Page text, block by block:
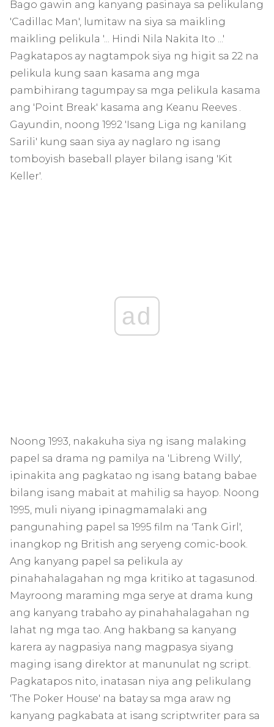
Bago gawin ang kanyang pasinaya sa pelikulang
'Cadillac Man', lumitaw na siya sa maikling
maikling pelikula '... Hindi Nila Nakita Ito ...'
Pagkatapos ay nagtampok siya ng higit sa 22 na
pelikula kung saan kasama ang mga
pambihirang tagumpay sa mga pelikula kasama
ang 'Point Break' kasama ang Keanu Reeves .
Gayundin, noong 1992 'Isang Liga ng kanilang
Sarili' kung saan siya ay naglaro ng isang
tomboyish baseball player bilang isang 'Kit
Keller'.
ad
Noong 1993, nakakuha siya ng isang malaking
papel sa drama ng pamilya na 'Libreng Willy',
ipinakita ang pagkatao ng isang batang babae
bilang isang mabait at mahilig sa hayop. Noong
1995, muli niyang ipinagmamalaki ang
pangunahing papel sa 1995 film na 'Tank Girl',
inangkop ng British ang seryeng comic-book.
Ang kanyang papel sa pelikula ay
pinahahalagahan ng mga kritiko at tagasunod.
Mayroong maraming mga serye at drama kung
ang kanyang trabaho ay pinahahalagahan ng
lahat ng mga tao. Ang hakbang sa kanyang
karera ay nagpasiya nang magpasya siyang
maging isang direktor at manunulat ng script.
Pagkatapos nito, inatasan niya ang pelikulang
'The Poker House' na batay sa mga araw ng
kanyang pagkabata at isang scriptwriter para sa